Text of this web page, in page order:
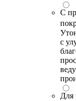
С
с
Для